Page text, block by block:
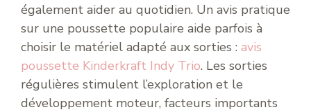
également aider au quotidien. Un avis pratique
sur une poussette populaire aide parfois à
choisir le matériel adapté aux sorties : avis
poussette Kinderkraft Indy Trio. Les sorties
régulières stimulent l’exploration et le
développement moteur, facteurs importants